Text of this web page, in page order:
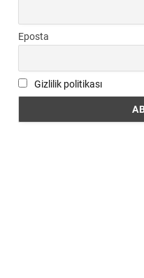
Eposta
Gizlilik politikası